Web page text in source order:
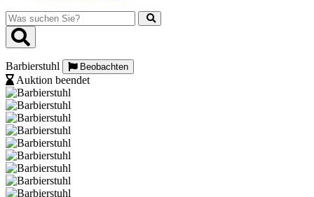
Was
suchen
Sie?
Barbierstuhl Beobachten
Auktion beendet